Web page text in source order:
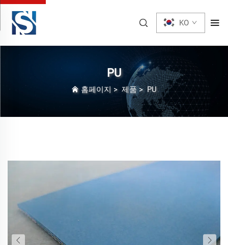
KO
PU
홈페이지 > 제품>PU